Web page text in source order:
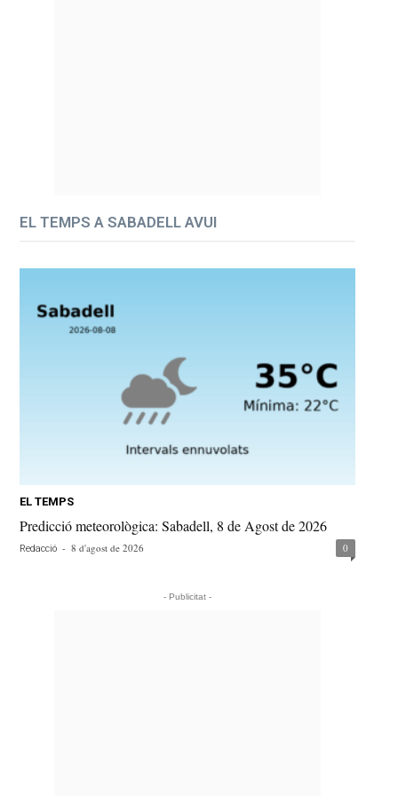
EL TEMPS A SABADELL AVUI
EL TEMPS
Predicció meteorològica: Sabadell, 8 de Agost de 2026
Redacció - 8 d'agost de 2026 0
- Publicitat -